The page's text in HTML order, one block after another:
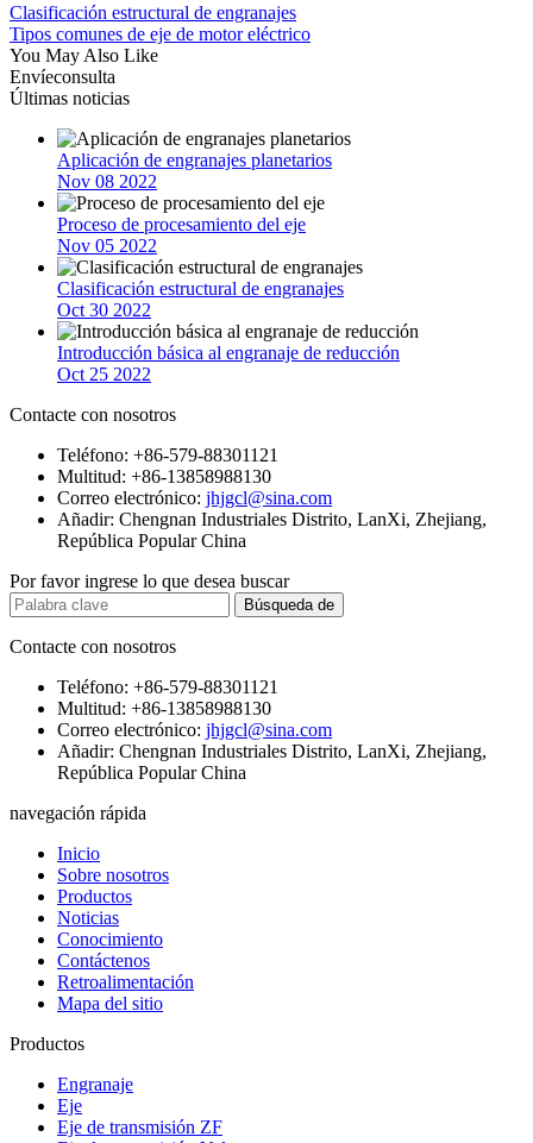
Clasificación estructural de engranajes
Tipos comunes de eje de motor eléctrico
You May Also Like
Envíeconsulta
Últimas noticias
Aplicación de engranajes planetarios
Nov 08 2022
Proceso de procesamiento del eje
Nov 05 2022
Clasificación estructural de engranajes
Oct 30 2022
Introducción básica al engranaje de reducción
Oct 25 2022
Contacte con nosotros
Teléfono: +86-579-88301121
Multitud: +86-13858988130
Correo electrónico: jhjgcl@sina.com
Añadir: Chengnan Industriales Distrito, LanXi, Zhejiang,
República Popular China
Por favor ingrese lo que desea buscar
Contacte con nosotros
Teléfono: +86-579-88301121
Multitud: +86-13858988130
Correo electrónico: jhjgcl@sina.com
Añadir: Chengnan Industriales Distrito, LanXi, Zhejiang,
República Popular China
navegación rápida
Inicio
Sobre nosotros
Productos
Noticias
Conocimiento
Contáctenos
Retroalimentación
Mapa del sitio
Productos
Engranaje
Eje
Eje de transmisión ZF